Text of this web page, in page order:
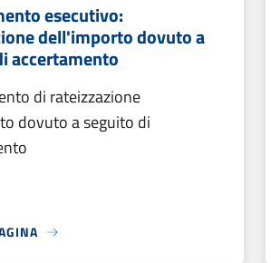
esecutivo:
dell'importo dovuto a
accertamento
di rateizzazione
dovuto a seguito di